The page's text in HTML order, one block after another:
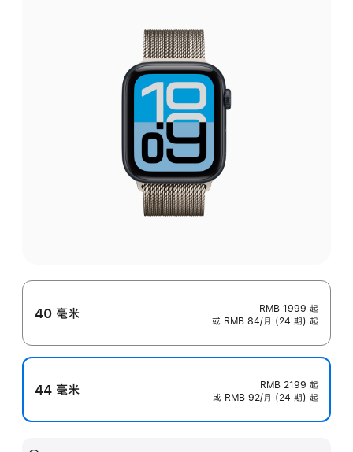
40 毫米 RMB 1999 起
或 RMB 84/月 (24 期) 起
44 毫米 RMB 2199 起
或 RMB 92/月 (24 期) 起